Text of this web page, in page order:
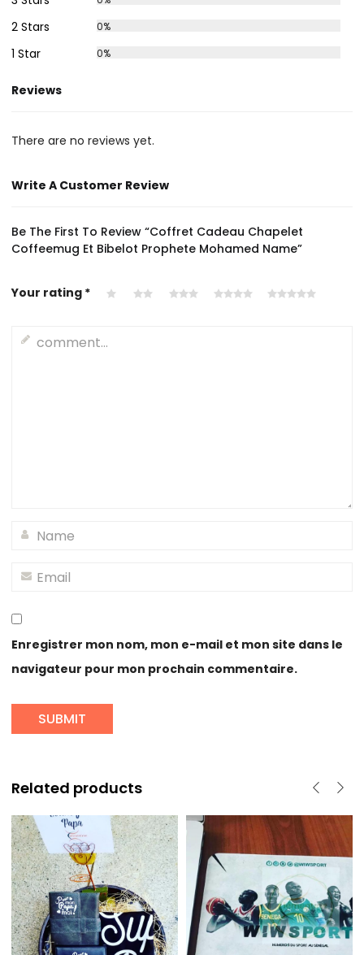
2 Stars 0%
1 Star 0%
Reviews
There are no reviews yet.
Write A Customer Review
Be The First To Review “Coffret Cadeau Chapelet
Coffeemug Et Bibelot Prophete Mohamed Name”
Your rating *
Enregistrer mon nom, mon e-mail et mon site dans le
navigateur pour mon prochain commentaire.
Related products